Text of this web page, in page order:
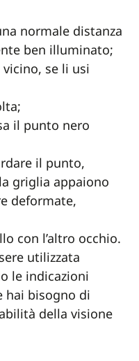
normale distanza
ben illuminato;
se li usi
il punto nero
il punto,
griglia appaiono
deformate,
con l’altro occhio.
utilizzata
le indicazioni
hai bisogno di
della visione